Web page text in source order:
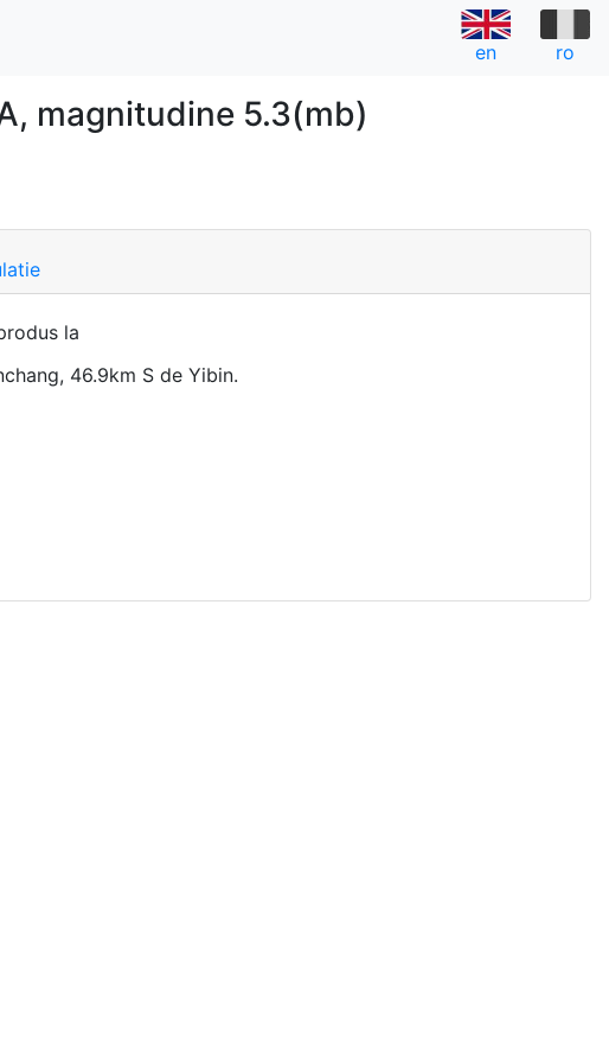
en ro
magnitudine 5.3(mb)
la
46.9km S de Yibin.